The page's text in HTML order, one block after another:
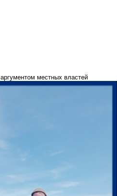
местных властей